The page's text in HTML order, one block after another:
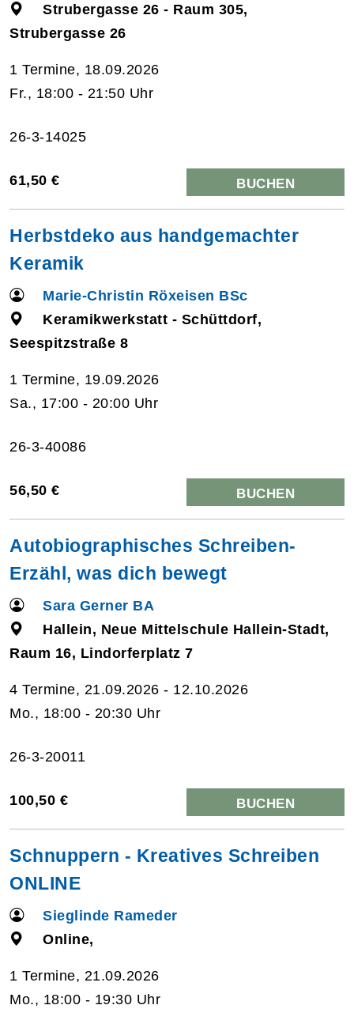
Strubergasse 26 - Raum 305,
Strubergasse 26
1 Termine, 18.09.2026
Fr., 18:00 - 21:50 Uhr
26-3-14025
61,50 € BUCHEN
Herbstdeko aus handgemachter
Keramik
Marie-Christin Röxeisen BSc
Keramikwerkstatt - Schüttdorf,
Seespitzstraße 8
1 Termine, 19.09.2026
Sa., 17:00 - 20:00 Uhr
26-3-40086
56,50 € BUCHEN
Autobiographisches Schreiben-
Erzähl, was dich bewegt
Sara Gerner BA
Hallein, Neue Mittelschule Hallein-Stadt,
Raum 16, Lindorferplatz 7
4 Termine, 21.09.2026 - 12.10.2026
Mo., 18:00 - 20:30 Uhr
26-3-20011
100,50 € BUCHEN
Schnuppern - Kreatives Schreiben
ONLINE
Sieglinde Rameder
Online,
1 Termine, 21.09.2026
Mo., 18:00 - 19:30 Uhr